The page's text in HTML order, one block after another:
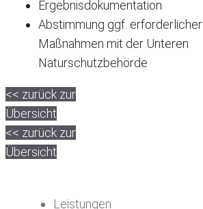
Ergebnisdokumentation
Abstimmung ggf. erforderlicher
Maßnahmen mit der Unteren
Naturschutzbehörde
<< zurück zur
Übersicht
<< zurück zur
Übersicht
Leistungen